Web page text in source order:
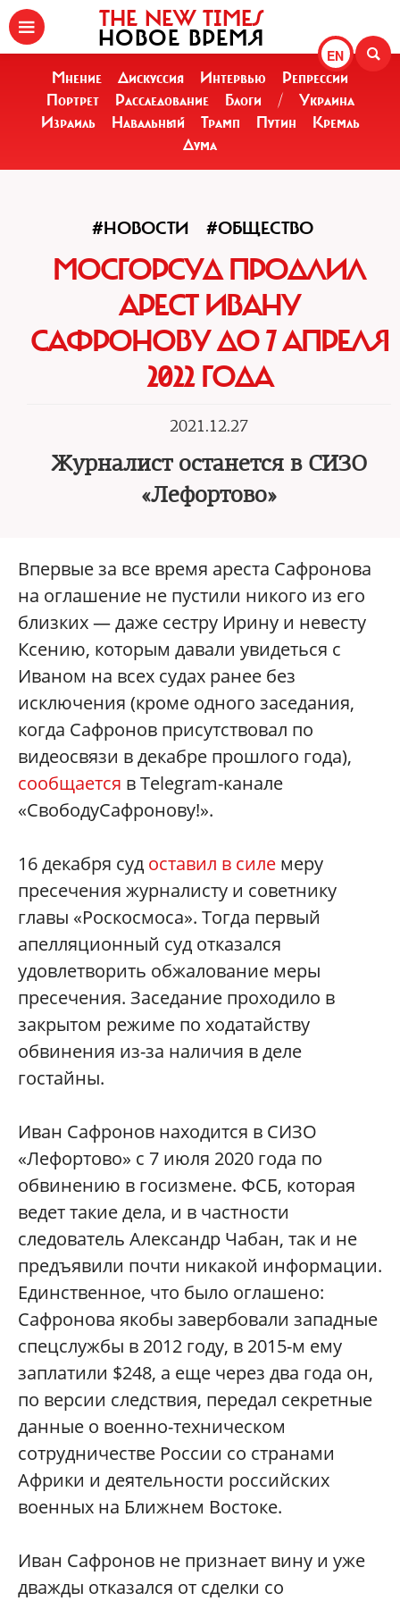
EN
THE NEW TIMES
НОВОЕ ВРЕМЯ
Мнение Дискуссия Интервью
Репрессии
Портрет
Расследование Блоги /
Украина
Израиль
Навальный Трамп Путин
Кремль
Дума
#НОВОСТИ #ОБЩЕСТВО
МОСГОРСУД ПРОДЛИЛ
АРЕСТ ИВАНУ
САФРОНОВУ ДО 7 АПРЕЛЯ
2022 ГОДА
2021.12.27
Журналист останется в СИЗО
«Лефортово»
Впервые за все время ареста Сафронова
на оглашение не пустили никого из его
близких — даже сестру Ирину и невесту
Ксению, которым давали увидеться с
Иваном на всех судах ранее без
исключения (кроме одного заседания,
когда Сафронов присутствовал по
видеосвязи в декабре прошлого года),
сообщается в Telegram-канале
«СвободуСафронову!».
16 декабря суд оставил в силе меру
пресечения журналисту и советнику
главы «Роскосмоса». Тогда первый
апелляционный суд отказался
удовлетворить обжалование меры
пресечения. Заседание проходило в
закрытом режиме по ходатайству
обвинения из-за наличия в деле
гостайны.
Иван Сафронов находится в СИЗО
«Лефортово» с 7 июля 2020 года по
обвинению в госизмене. ФСБ, которая
ведет такие дела, и в частности
следователь Александр Чабан, так и не
предъявили почти никакой информации.
Единственное, что было оглашено:
Сафронова якобы завербовали западные
спецслужбы в 2012 году, в 2015-м ему
заплатили $248, а еще через два года он,
по версии следствия, передал секретные
данные о военно-техническом
сотрудничестве России со странами
Африки и деятельности российских
военных на Ближнем Востоке.
Иван Сафронов не признает вину и уже
дважды отказался от сделки со